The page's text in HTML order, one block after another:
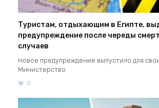
Туристам, отдыхающим в Египте,
предупреждение после череды
случаев
Новое предупреждение выпустило для
Министерство
0